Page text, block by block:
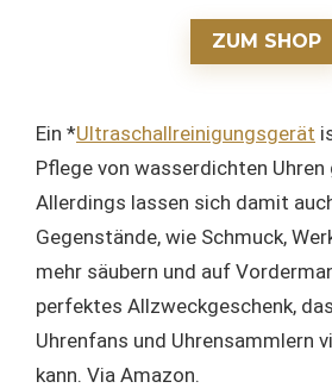
ZUM SHOP
Ein *Ultraschallreinigungsgerät
Pflege von wasserdichten Uhren
Allerdings lassen sich damit
Gegenstände, wie Schmuck,
mehr säubern und auf
perfektes Allzweckgeschenk,
Uhrenfans und Uhrensammlern
kann. Via Amazon.